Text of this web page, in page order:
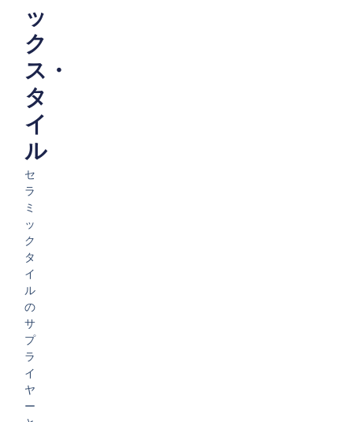
ッ
ク
ス・
タ
イ
ル
セ
ラ
ミ
ッ
ク
タ
イ
ル
の
サ
プ
ラ
イ
ヤ
ー